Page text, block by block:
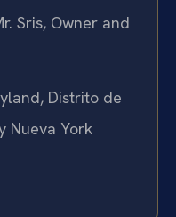
Sris, Owner and
Distrito de
Nueva York